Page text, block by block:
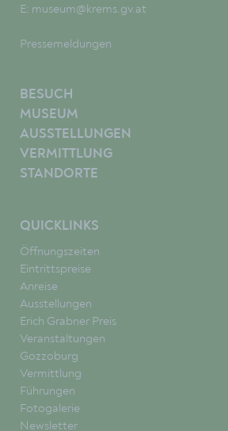
E: museum@krems.gv.at
Pressemeldungen
BESUCH
MUSEUM
AUSSTELLUNGEN
VERMITTLUNG
STANDORTE
QUICKLINKS
Öffnungszeiten
Eintrittspreise
Anreise
Ausstellungen
Erich Grabner Preis
Veranstaltungen
Gozzoburg
Vermittlung
Führungen
Fotogalerie
Newsletter